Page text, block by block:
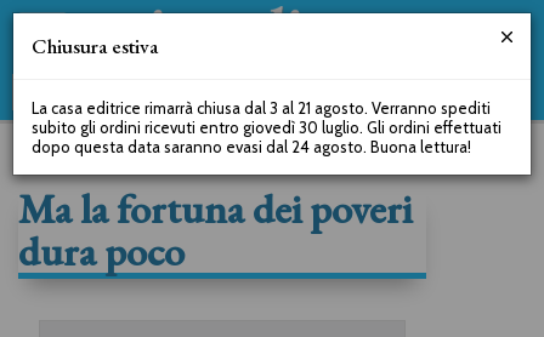
Ma la fortuna dei poveri
dura poco
Chiusura estiva
La casa editrice rimarrà chiusa dal 3 al 21 agosto. Verranno spediti
subito gli ordini ricevuti entro giovedì 30 luglio. Gli ordini effettuati
dopo questa data saranno evasi dal 24 agosto. Buona lettura!